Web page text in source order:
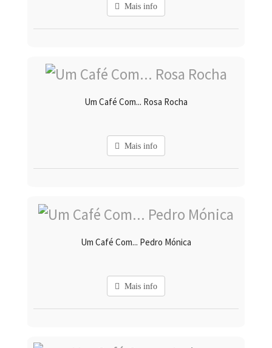
Mais info
Um Café Com... Rosa Rocha
Mais info
Um Café Com... Pedro Mónica
Mais info